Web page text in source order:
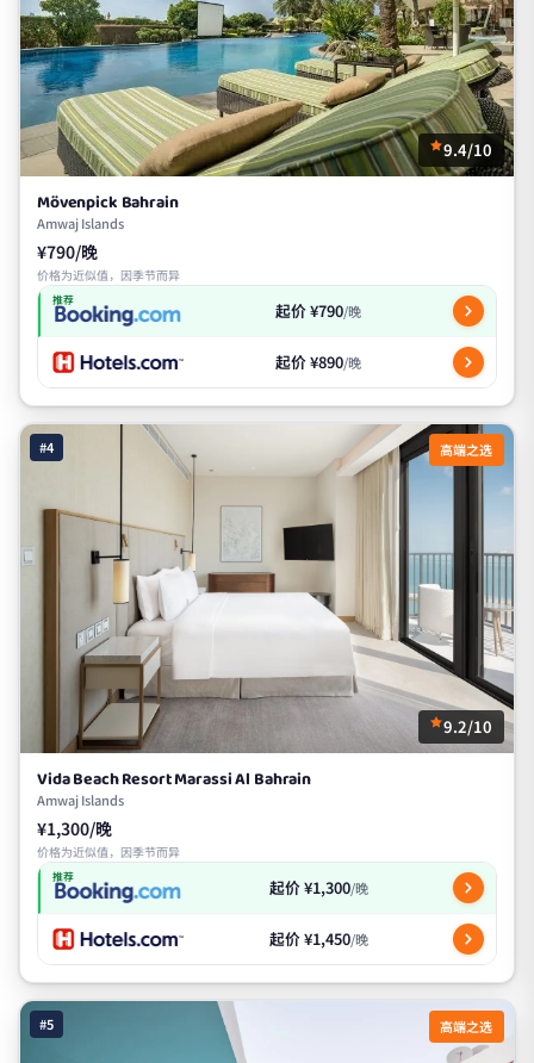
9.4/10
Mövenpick Bahrain
Amwaj Islands
¥790/晚
价格为近似值，因季节而异
推荐 起价 ¥790/晚
起价 ¥890/晚
#4 高端之选
9.2/10
Vida Beach Resort Marassi Al Bahrain
Amwaj Islands
¥1,300/晚
价格为近似值，因季节而异
推荐 起价 ¥1,300/晚
起价 ¥1,450/晚
#5 高端之选